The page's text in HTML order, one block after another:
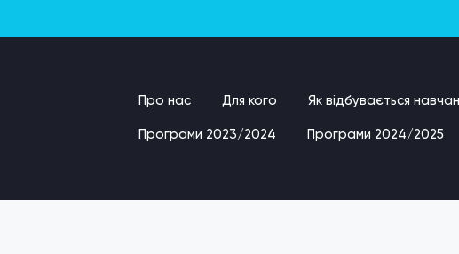
Про нас Для кого Як відбувається
Програми 2023/2024 Програми 2024/2025